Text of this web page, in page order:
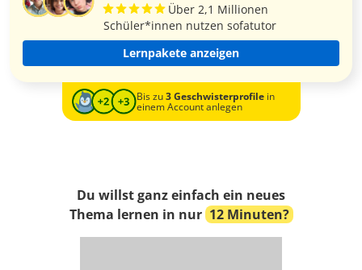
Über 2,1 Millionen
Schüler*innen nutzen sofatutor
Lernpakete anzeigen
Bis zu3 Geschwisterprofilein
einem Account anlegen
Du willst ganz einfach ein neues
Thema lernen in nur 12 Minuten?